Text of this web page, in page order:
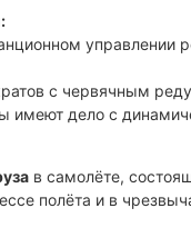
управлении
с червячным
дело с
в самолёте,
полёта и в